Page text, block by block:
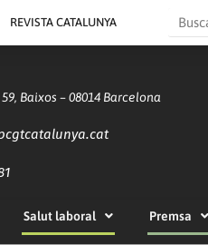
REVISTA CATALUNYA Search
Baixos – 08014 Barcelona
Salut laboral Premsa